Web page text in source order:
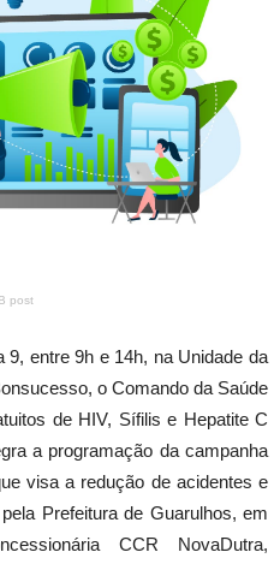
post
9, entre 9h e 14h, na Unidade da
o Comando da Saúde
de HIV, Sífilis e Hepatite C
a programação da campanha
visa a redução de acidentes e
Prefeitura de Guarulhos, em
CCR NovaDutra,